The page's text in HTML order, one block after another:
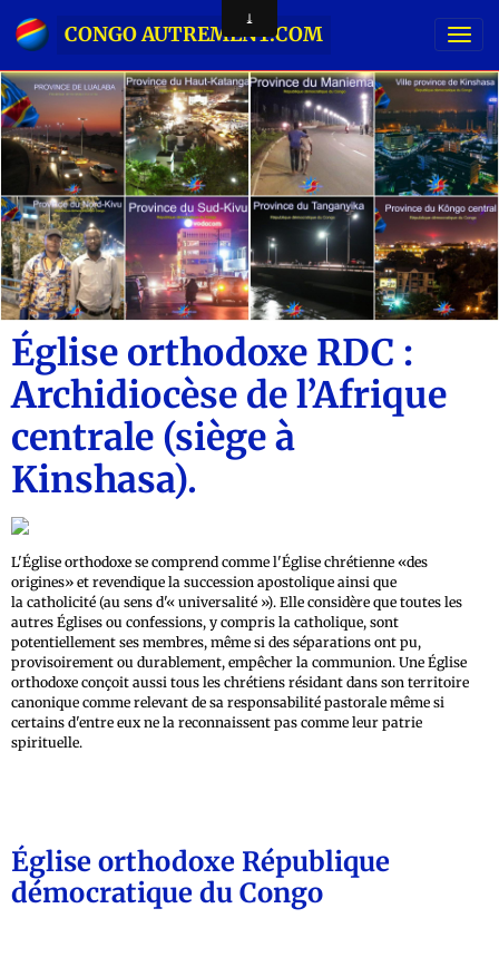
CONGO AUTREMENT.COM
Église orthodoxe RDC :
Archidiocèse de l’Afrique
centrale (siège à
Kinshasa).
L'Église orthodoxe se comprend comme l'Église chrétienne
des
origines
et revendique la succession apostolique ainsi que
la catholicité (au sens d'« universalité »). Elle considère que toutes les
autres Églises ou confessions, y compris la catholique, sont
potentiellement ses membres, même si des séparations ont pu,
provisoirement ou durablement, empêcher la communion. Une Église
orthodoxe conçoit aussi tous les chrétiens résidant dans son territoire
canonique comme relevant de sa responsabilité pastorale même si
certains d'entre eux ne la reconnaissent pas comme leur patrie
spirituelle.
Église orthodoxe République
démocratique du Congo